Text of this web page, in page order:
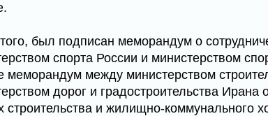
был подписан меморандум о
спорта России и министерством
меморандум между министерством
дорог и градостроительства Ирана
строительства и жилищно-коммунального